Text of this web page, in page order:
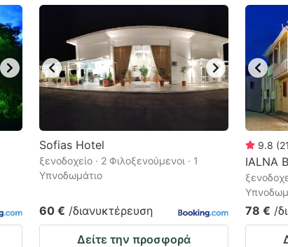
Sofias Hotel
ξενοδοχείο · 2 Φιλοξενούμενοι · 1
Υπνοδωμάτιο
60 € /διανυκτέρευση
Δείτε την προσφορά
9.8 (21
IALNA
78 € /